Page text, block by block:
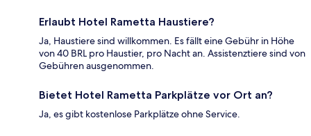
Erlaubt Hotel Rametta Haustiere?
Ja, Haustiere sind willkommen. Es fällt eine Gebühr in Höhe
von 40 BRL pro Haustier, pro Nacht an. Assistenztiere sind von
Gebühren ausgenommen.
Bietet Hotel Rametta Parkplätze vor Ort an?
Ja, es gibt kostenlose Parkplätze ohne Service.